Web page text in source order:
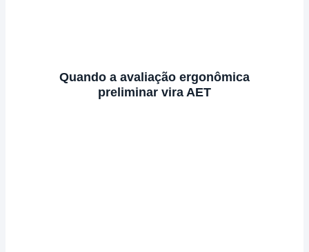
Quando a avaliação ergonômica
preliminar vira AET